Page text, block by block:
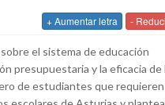
+ Aumentar letra -
el sistema de educación
presupuestaria y la eficacia de
de estudiantes que requieren